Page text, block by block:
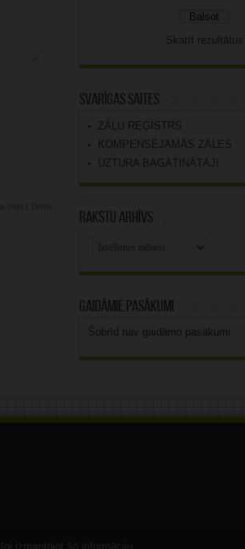
Skatīt rezultātus
Svarīgas saites
ZĀĻU REĢISTRS
KOMPENSĒJAMĀS ZĀLES
UZTURA BAGĀTINĀTĀJI
Rakstu arhīvs
Gaidāmie pasākumi
Šobrīd nav gaidāmo pasākumi.
izmantojot šo informāciju.